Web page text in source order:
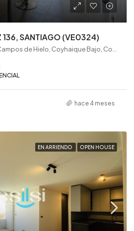
136, SANTIAGO (VE0324)
hace 4 meses
EN ARRIENDO OPEN HOUSE